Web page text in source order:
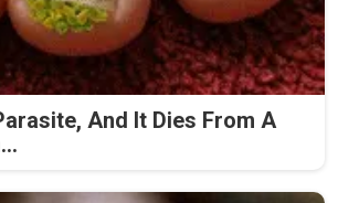
And It Dies From A